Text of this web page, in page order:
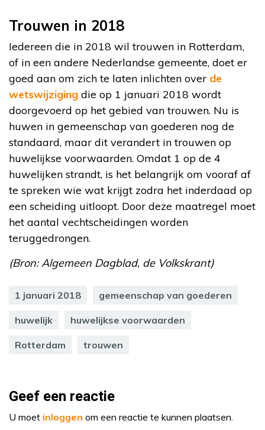
Trouwen in 2018
Iedereen die in 2018 wil trouwen in Rotterdam,
of in een andere Nederlandse gemeente, doet er
goed aan om zich te laten inlichten over de
wetswijziging die op 1 januari 2018 wordt
doorgevoerd op het gebied van trouwen. Nu is
huwen in gemeenschap van goederen nog de
standaard, maar dit verandert in trouwen op
huwelijkse voorwaarden. Omdat 1 op de 4
huwelijken strandt, is het belangrijk om vooraf af
te spreken wie wat krijgt zodra het inderdaad op
een scheiding uitloopt. Door deze maatregel moet
het aantal vechtscheidingen worden
teruggedrongen.
(Bron: Algemeen Dagblad, de Volkskrant)
1 januari 2018 gemeenschap van goederen
huwelijk huwelijkse voorwaarden
Rotterdam trouwen
Geef een reactie
U moet inloggen om een reactie te kunnen plaatsen.